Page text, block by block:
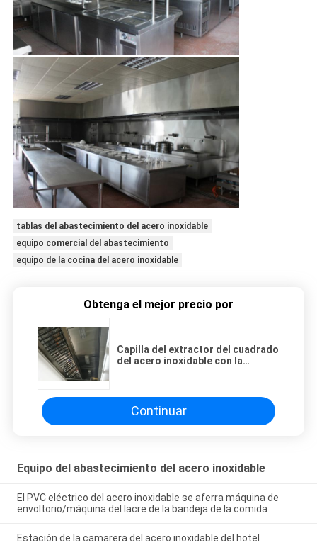
tablas del abastecimiento del acero inoxidable
equipo comercial del abastecimiento
equipo de la cocina del acero inoxidable
Obtenga el mejor precio por
Capilla del extractor del cuadrado
del acero inoxidable con la
Continuar
Equipo del abastecimiento del acero inoxidable
El PVC eléctrico del acero inoxidable se aferra máquina de
envoltorio/máquina del lacre de la bandeja de la comida
Estación de la camarera del acero inoxidable del hotel